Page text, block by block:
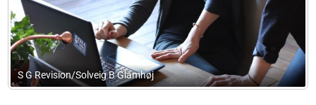
Hundige Data/Carl Erik Jacobsen